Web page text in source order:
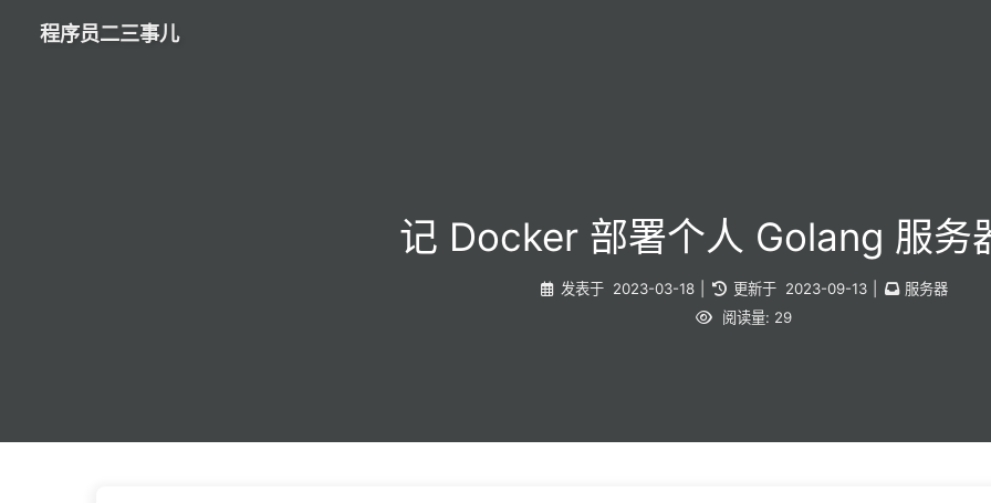
程序员二三事儿
记 Docker 部署个人 Golang 服务
发表于 2023-03-18 更新于 2023-09-13
服务器
阅读量: 29